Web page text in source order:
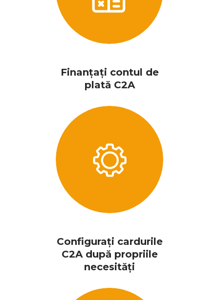
Finanțați contul de
plată C2A
Configurați cardurile
C2A după propriile
necesități